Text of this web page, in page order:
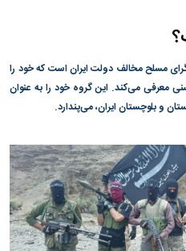
مسلح مخالف دولت ایران است که خود را
معرفی می‌کند. این گروه خود را به عنوان
و بلوچستان ایران، می‌پندارد.